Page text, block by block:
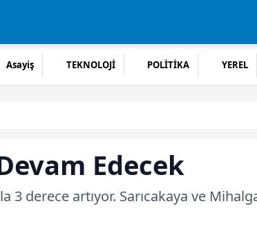
Asayiş TEKNOLOJİ POLİTİKA YEREL
Edecek
derece artıyor. Sarıcakaya ve